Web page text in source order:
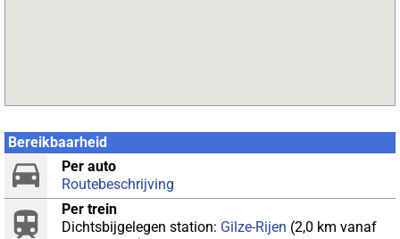
Bereikbaarheid
Per auto
Routebeschrijving
Per trein
Dichtsbijgelegen station: Gilze-Rijen (2,0 km vanaf